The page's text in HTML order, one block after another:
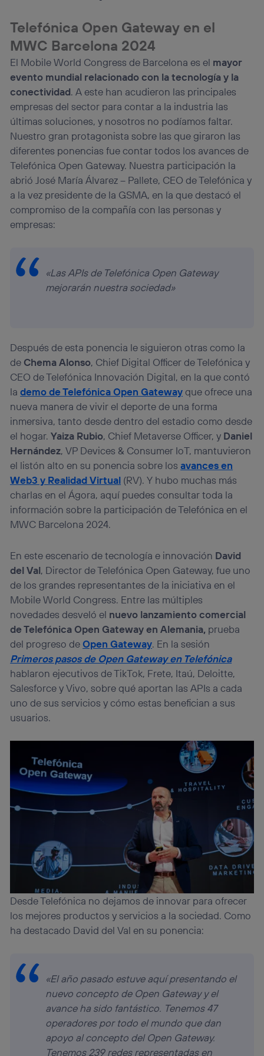
Telefónica Open Gateway en el
MWC Barcelona 2024
El Mobile World Congress de Barcelona es el mayor
evento mundial relacionado con la tecnología y la
conectividad. A este han acudieron las principales
empresas del sector para contar a la industria las
últimas soluciones, y nosotros no podíamos faltar.
Nuestro gran protagonista sobre las que giraron las
diferentes ponencias fue contar todos los avances de
Telefónica Open Gateway. Nuestra participación la
abrió José María Álvarez – Pallete, CEO de Telefónica y
a la vez presidente de la GSMA, en la que destacó el
compromiso de la compañía con las personas y
empresas:
«Las APIs de Telefónica Open Gateway
mejorarán nuestra sociedad»
Después de esta ponencia le siguieron otras como la
de Chema Alonso, Chief Digital Officer de Telefónica y
CEO de Telefónica Innovación Digital, en la que contó
lademo de Telefónica Open Gatewayque ofrece una
nueva manera de vivir el deporte de una forma
inmersiva, tanto desde dentro del estadio como desde
el hogar.Yaiza Rubio, Chief Metaverse Officer, y Daniel
Hernández, VP Devices & Consumer IoT, mantuvieron
el listón alto en su ponencia sobre losavances en
Web3 y Realidad Virtual (RV). Y hubo muchas más
charlas en el Ágora, aquí puedes consultar toda la
información sobre la participación de Telefónica en el
MWC Barcelona 2024.
En este escenario de tecnología e innovación David
del Val, Director de Telefónica Open Gateway, fue uno
de los grandes representantes de la iniciativa en el
Mobile World Congress. Entre las múltiples
novedades desveló el nuevo lanzamiento comercial
de Telefónica Open Gateway en Alemania, prueba
del progreso deOpen Gateway. En la sesión
Primeros pasos de Open Gateway en Telefónica
hablaron ejecutivos de TikTok, Frete, Itaú, Deloitte,
Salesforce y Vivo, sobre qué aportan las APIs a cada
uno de sus servicios y cómo estas benefician a sus
usuarios.
Desde Telefónica no dejamos de innovar para ofrecer
los mejores productos y servicios a la sociedad. Como
ha destacado David del Val en su ponencia:
«El año pasado estuve aquí presentando el
nuevo concepto de Open Gateway y el
avance ha sido fantástico. Tenemos 47
operadores por todo el mundo que dan
apoyo al concepto del Open Gateway.
Tenemos 239 redes representadas en
que hayan dado su consentimiento.
Si utilizasdatos móviles, el marketing será más
personalizado, ya que se basará únicamente en la
navegación del usuario del móvil.
Puedes gestionar los consentimientos Utiq seleccionando
“Administrar Utiq” en la parte inferior de esta página web o
visitando el portal de privacidad de Utiq
(“consenthub”)
. Para más información, consulta
la política de privacidad de Utiq.